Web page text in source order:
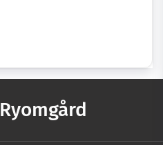
Ryomgård